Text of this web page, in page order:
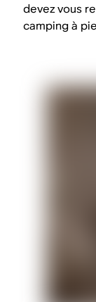
devez vous
camping à